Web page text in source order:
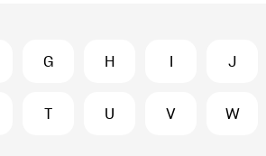
G H I J
T U V W